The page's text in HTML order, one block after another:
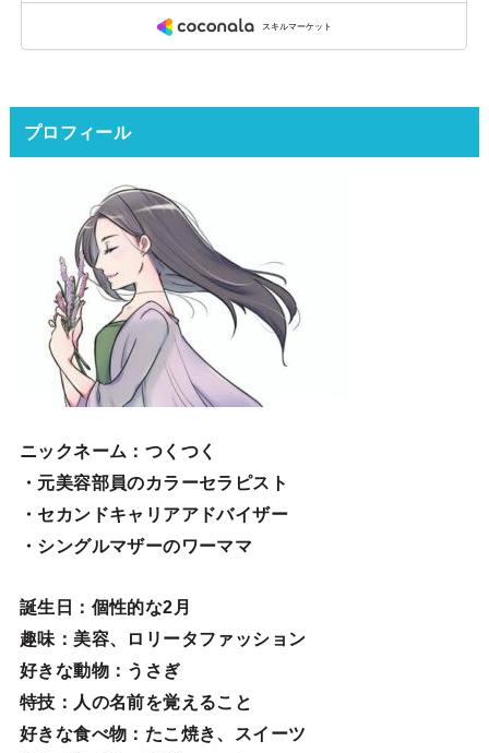
プロフィール
ニックネーム ：つくつく
・元美容部員のカラーセラピスト
・セカンドキャリアアドバイザー
・シングルマザーのワーママ
誕生日 ：個性的な2月
趣味 ：美容、ロリータファッション
好きな動物：うさぎ
特技 ：人の名前を覚えること
好きな食べ物 ：たこ焼き、スイーツ